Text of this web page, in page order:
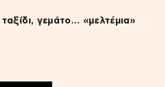
γεμάτο… «μελτέμια»